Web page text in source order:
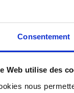
Consentement
Web utilise des
nous
et horaires :
: